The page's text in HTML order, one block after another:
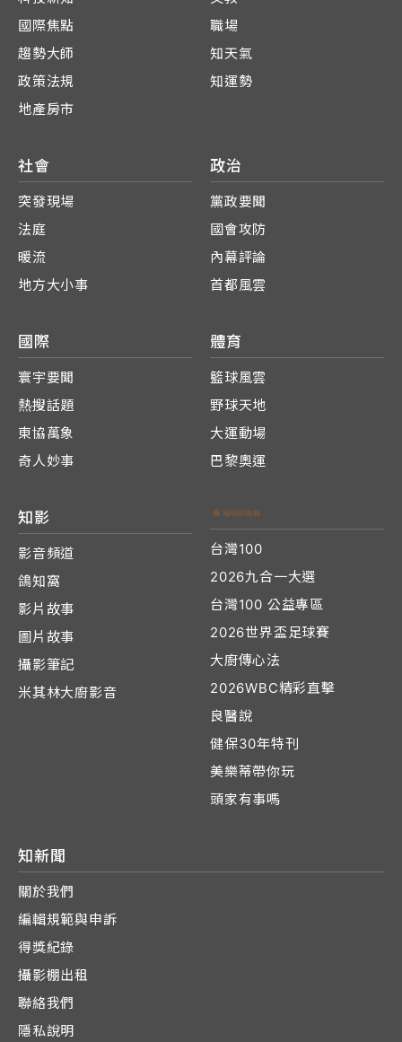
國際焦點
趨勢大師
政策法規
地產房市
職場
知天氣
知運勢
社會
突發現場
法庭
暖流
地方大小事
政治
黨政要聞
國會攻防
內幕評論
首都風雲
國際
寰宇要聞
熱搜話題
東協萬象
奇人妙事
體育
籃球風雲
野球天地
大運動場
巴黎奧運
知影
影音頻道
鴿知窩
影片故事
圖片故事
攝影筆記
米其林大廚影音
台灣100
2026九合一大選
台灣100 公益專區
2026世界盃足球賽
大廚傳心法
2026WBC精彩直擊
良醫說
健保30年特刊
美樂蒂帶你玩
頭家有事嗎
知新聞
關於我們
編輯規範與申訴
得獎紀錄
攝影棚出租
聯絡我們
隱私說明